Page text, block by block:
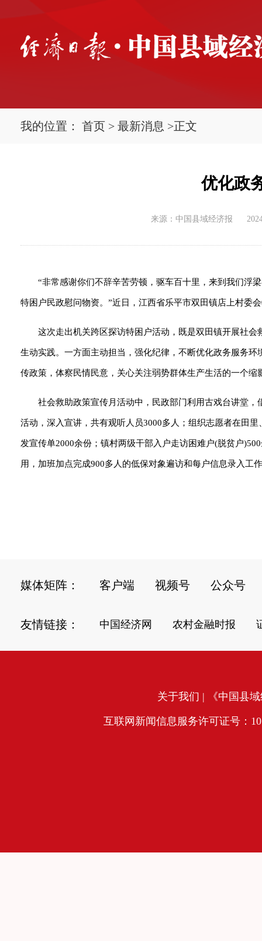
我的位置： 首页 > 最新消息 >正文
优化政
来源：中国县域经济报
“非常感谢你们不辞辛苦劳顿，驱车百十里，来到我们浮
特困户民政慰问物资。”近日，江西省乐平市双田镇店上村委
这次走出机关跨区探访特困户活动，既是双田镇开展社
生动实践。一方面主动担当，强化纪律，不断优化政务服务
传政策，体察民情民意，关心关注弱势群体生产生活的一个缩
社会救助政策宣传月活动中，民政部门利用古戏台讲堂
活动，深入宣讲，共有观听人员3000多人；组织志愿者在田
发宣传单2000余份；镇村两级干部入户走访困难户(脱贫户
用，加班加点完成900多人的低保对象遍访和每户信息录入工
媒体矩阵： 客户端 视频号 公众号
友情链接： 中国经济网 农村金融时报
关于我们 | 《中国县
互联网新闻信息服务许可证号：